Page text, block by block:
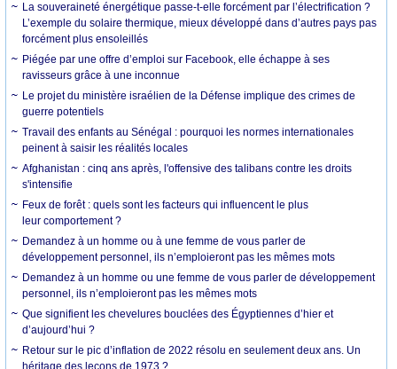
La souveraineté énergétique passe-t-elle forcément par l’électrification ?
L’exemple du solaire thermique, mieux développé dans d’autres pays pas
forcément plus ensoleillés
Piégée par une offre d’emploi sur Facebook, elle échappe à ses
ravisseurs grâce à une inconnue
Le projet du ministère israélien de la Défense implique des crimes de
guerre potentiels
Travail des enfants au Sénégal : pourquoi les normes internationales
peinent à saisir les réalités locales
Afghanistan : cinq ans après, l'offensive des talibans contre les droits
s'intensifie
Feux de forêt : quels sont les facteurs qui influencent le plus
leur comportement ?
Demandez à un homme ou à une femme de vous parler de
développement personnel, ils n’emploieront pas les mêmes mots
Demandez à un homme ou une femme de vous parler de développement
personnel, ils n’emploieront pas les mêmes mots
Que signifient les chevelures bouclées des Égyptiennes d’hier et
d’aujourd’hui ?
Retour sur le pic d’inflation de 2022 résolu en seulement deux ans. Un
héritage des leçons de 1973 ?